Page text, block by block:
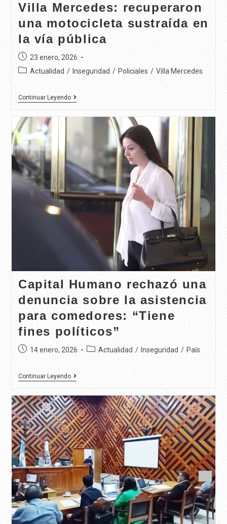
Villa Mercedes: recuperaron
una motocicleta sustraída en
la vía pública
23 enero, 2026
Actualidad / Inseguridad / Policiales / Villa Mercedes
Continuar Leyendo
Capital Humano rechazó una
denuncia sobre la asistencia
para comedores: “Tiene
fines políticos”
14 enero, 2026 Actualidad / Inseguridad / País
Continuar Leyendo